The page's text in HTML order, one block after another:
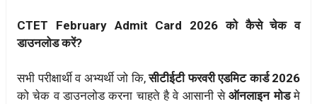
CTET February Admit Card 2026 को कैसे चेक व
डाउनलोड करें?
सभी परीक्षार्थी व अभ्यर्थी जो कि,सीटीईटी फरवरी एडमिट कार्ड 2026
को चेक व डाउनलोड करना चाहते है वे आसानी सेऑनलाइन मोडमे